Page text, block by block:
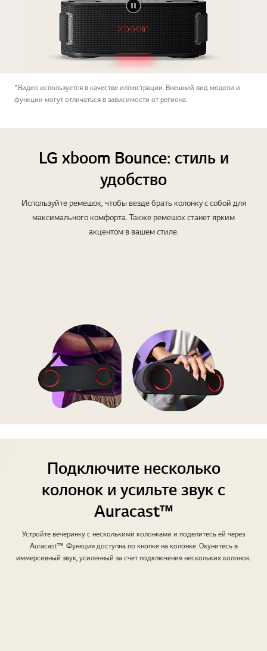
*Видео используется в качестве иллюстрации. Внешний вид модели и
функции могут отличаться в зависимости от региона.
LG xboom Bounce: стиль и
удобство
Используйте ремешок, чтобы везде брать колонку с собой для
максимального комфорта. Также ремешок станет ярким
акцентом в вашем стиле.
Подключите несколько
колонок и усильте звук с
Auracast™
Устройте вечеринку с несколькими колонками и поделитесь ей через
Auracast™. Функция доступна по кнопке на колонке. Окунитесь в
иммерсивный звук, усиленный за счет подключения нескольких колонок.